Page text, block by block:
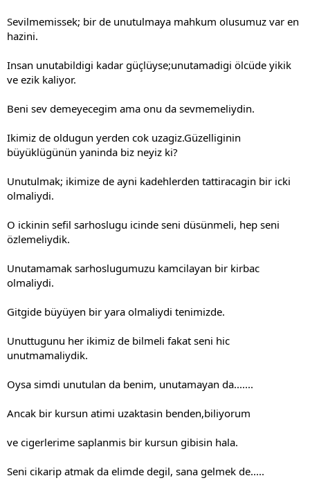
Sevilmemissek; bir de unutulmaya mahkum olusumuz var en
hazini.
Insan unutabildigi kadar güçlüyse;unutamadigi ölcüde yikik
ve ezik kaliyor.
Beni sev demeyecegim ama onu da sevmemeliydin.
Ikimiz de oldugun yerden cok uzagiz.Güzelliginin
büyüklügünün yaninda biz neyiz ki?
Unutulmak; ikimize de ayni kadehlerden tattiracagin bir icki
olmaliydi.
O ickinin sefil sarhoslugu icinde seni düsünmeli, hep seni
özlemeliydik.
Unutamamak sarhoslugumuzu kamcilayan bir kirbac
olmaliydi.
Gitgide büyüyen bir yara olmaliydi tenimizde.
Unuttugunu her ikimiz de bilmeli fakat seni hic
unutmamaliydik.
Oysa simdi unutulan da benim, unutamayan da.......
Ancak bir kursun atimi uzaktasin benden,biliyorum
ve cigerlerime saplanmis bir kursun gibisin hala.
Seni cikarip atmak da elimde degil, sana gelmek de.....